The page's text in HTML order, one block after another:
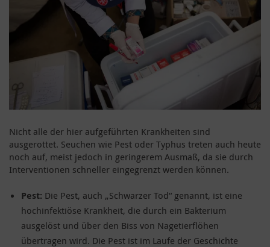
Nicht alle der hier aufgeführten Krankheiten sind
ausgerottet. Seuchen wie Pest oder Typhus treten auch heute
noch auf, meist jedoch in geringerem Ausmaß, da sie durch
Interventionen schneller eingegrenzt werden können.
Pest: Die Pest, auch „Schwarzer Tod“ genannt, ist eine
hochinfektiöse Krankheit, die durch ein Bakterium
ausgelöst und über den Biss von Nagetierflöhen
übertragen wird. Die Pest ist im Laufe der Geschichte